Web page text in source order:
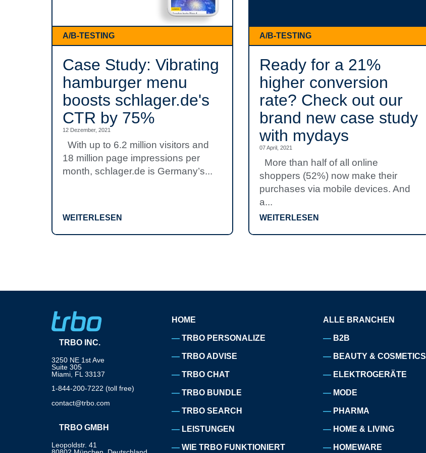
A/B-TESTING
Case Study: Vibrating
hamburger menu
boosts schlager.de's
CTR by 75%
12 Dezember, 2021
With up to 6.2 million visitors and
18 million page impressions per
month, schlager.de is Germany’s...
WEITERLESEN
A/B-TESTING
Ready for a 21%
higher conversion
rate? Check out our
brand new case study
with mydays
07 April, 2021
More than half of all online
shoppers (52%) now make their
purchases via mobile devices. And
a...
WEITERLESEN
TRBO INC.
3250 NE 1st Ave
Suite 305
Miami, FL 33137
1-844-200-7222 (toll free)
contact@trbo.com
TRBO GMBH
Leopoldstr. 41
HOME
TRBO PERSONALIZE
TRBO ADVISE
TRBO CHAT
TRBO BUNDLE
TRBO SEARCH
LEISTUNGEN
WIE TRBO FUNKTIONIERT
ALLE BRANCHEN
B2B
BEAUTY & COSMETICS
ELEKTROGERÄTE
MODE
PHARMA
HOME & LIVING
HOMEWARE